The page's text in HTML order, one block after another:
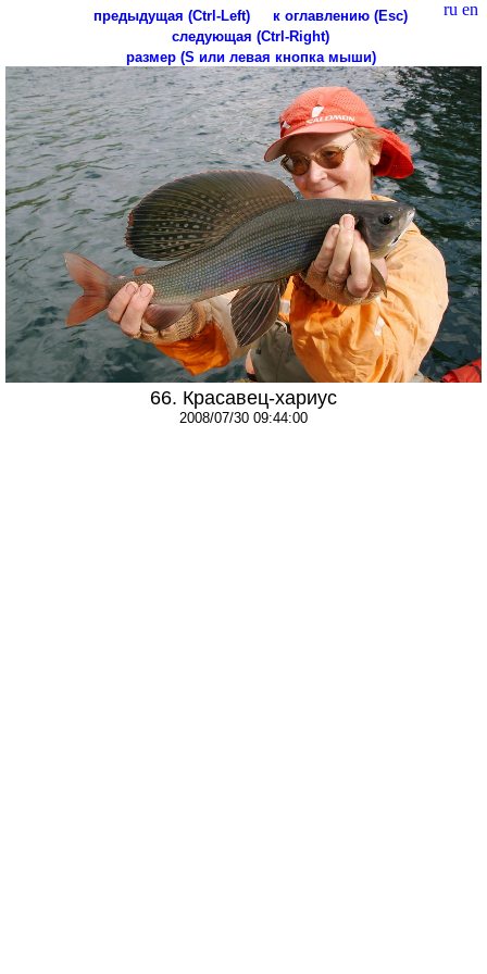
ru en
предыдущая (Ctrl-Left)
к оглавлению (Esc)
следующая (Ctrl-Right)
размер (S или левая кнопка мыши)
66. Красавец-хариус
2008/07/30 09:44:00